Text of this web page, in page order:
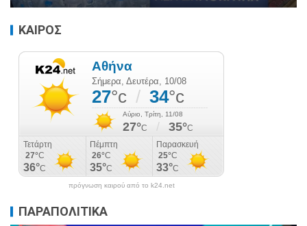
ΚΑΙΡΟΣ
πρόγνωση καιρού από το k24.net
ΠΑΡΑΠΟΛΙΤΙΚΑ